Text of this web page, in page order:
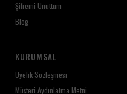
Şifremi Unuttum
Blog
KURUMSAL
Üyelik Sözleşmesi
Müşteri Aydınlatma Metni